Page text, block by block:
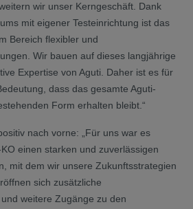
wir unser Kerngeschäft. Dank
mit eigener Testeinrichtung ist das
Bereich flexibler und
Wir bauen auf dieses langjährige
Expertise von Aguti. Daher ist es für
dass das gesamte Aguti-
Form erhalten bleibt.“
nach vorne: „Für uns war es
einen starken und zuverlässigen
mit dem wir unsere Zukunftsstrategien
sich zusätzliche
weitere Zugänge zu den